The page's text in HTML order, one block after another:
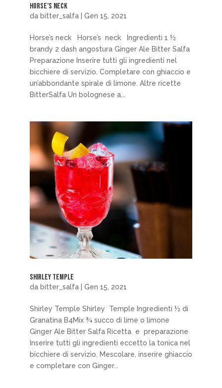
Horse’s neck
da bitter_salfa| Gen 15, 2021
Horse’s neck Horse’s neck Ingredienti 1 ½
brandy 2 dash angostura Ginger Ale Bitter Salfa
Preparazione Inserire tutti gli ingredienti nel
bicchiere di servizio. Completare con ghiaccio e
un’abbondante spirale di limone. Altre ricette
BitterSalfa Un bolognese a...
Shirley Temple
da bitter_salfa| Gen 15, 2021
Shirley Temple Shirley Temple Ingredienti ½ di
Granatina B4Mix ¾ succo di lime o limone
Ginger Ale Bitter Salfa Ricetta e preparazione
Inserire tutti gli ingredienti eccetto la tonica nel
bicchiere di servizio. Mescolare, inserire ghiaccio
e completare con Ginger...